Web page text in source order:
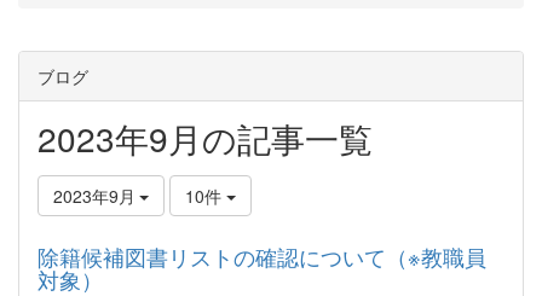
ブログ
2023年9月の記事一覧
2023年9月 10件
除籍候補図書リストの確認について（※教職員
対象）